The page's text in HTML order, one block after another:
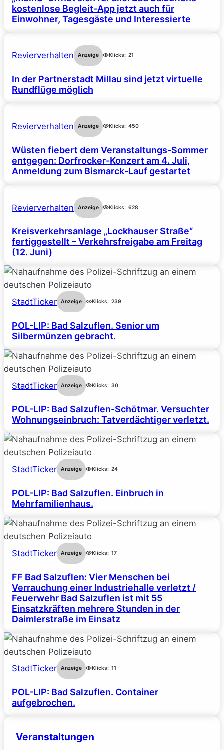
kostenlose Begleit-App jetzt auch für
Einwohner, Tagesgäste und Interessierte
Revierverhalten Anzeige Klicks: 21
In der Partnerstadt Millau sind jetzt virtuelle
Rundflüge möglich
Revierverhalten Anzeige Klicks: 450
Wüsten fiebert dem Veranstaltungs-Sommer
entgegen: Dorfrocker-Konzert am 4. Juli,
Anmeldung zum Bismarck-Lauf gestartet
Revierverhalten Anzeige Klicks: 628
Kreisverkehrsanlage „Lockhauser Straße“
fertiggestellt – Verkehrsfreigabe am Freitag
(12. Juni)
StadtTicker Anzeige Klicks: 239
POL-LIP: Bad Salzuflen. Senior um
Silbermünzen gebracht.
StadtTicker Anzeige Klicks: 30
POL-LIP: Bad Salzuflen-Schötmar. Versuchter
Wohnungseinbruch: Tatverdächtiger verletzt.
StadtTicker Anzeige Klicks: 24
POL-LIP: Bad Salzuflen. Einbruch in
Mehrfamilienhaus.
StadtTicker Anzeige Klicks: 17
FF Bad Salzuflen: Vier Menschen bei
Verrauchung einer Industriehalle verletzt /
Feuerwehr Bad Salzuflen ist mit 55
Einsatzkräften mehrere Stunden in der
Daimlerstraße im Einsatz
StadtTicker Anzeige Klicks: 11
POL-LIP: Bad Salzuflen. Container
aufgebrochen.
Veranstaltungen